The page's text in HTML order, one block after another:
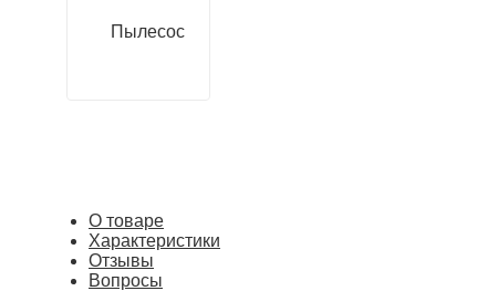
О товаре
Характеристики
Отзывы
Вопросы